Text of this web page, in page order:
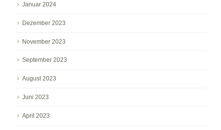
Januar 2024
Dezember 2023
November 2023
September 2023
August 2023
Juni 2023
April 2023